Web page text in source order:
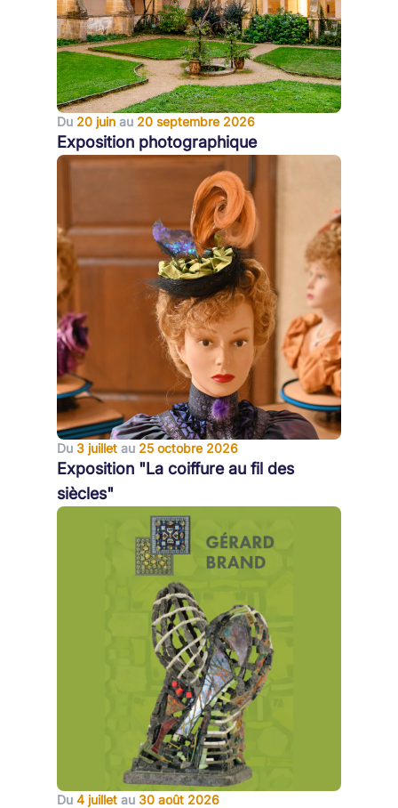
Du 20 juin au 20 septembre 2026
Exposition photographique
Du 3 juillet au 25 octobre 2026
Exposition "La coiffure au fil des
siècles"
Du 4 juillet au 30 août 2026